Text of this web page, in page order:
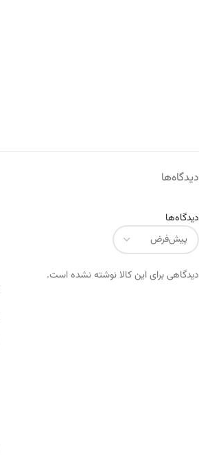
دیدگاه‌ها
دیدگاه‌ها
دیدگاهی برای این کالا نوشته نشده است.